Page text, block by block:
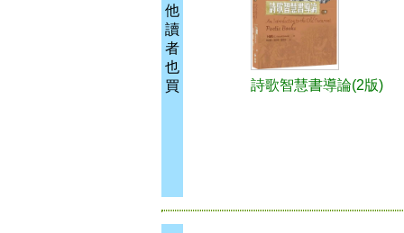
他
讀
者
也
買
詩歌智慧書導論(2版)